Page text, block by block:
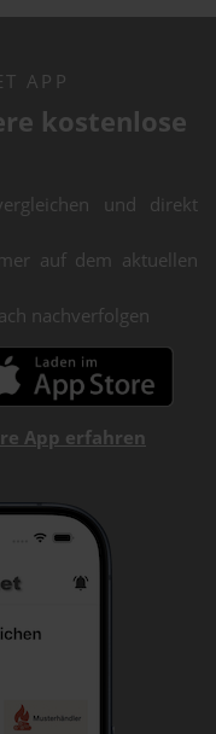
APP
kostenlose
und direkt
auf dem aktuellen
nachverfolgen
App erfahren